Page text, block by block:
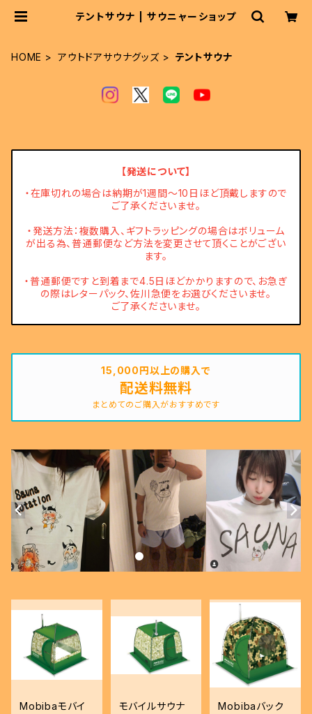
テントサウナ | サウニャーショップ
HOME アウトドアサウナグッズ テントサウナ
【発送について】
・在庫切れの場合は納期が1週間～10日ほど頂戴しますので
ご了承くださいませ。
・発送方法：複数購入、ギフトラッピングの場合はボリューム
が出る為、普通郵便など方法を変更させて頂くことがござい
ます。
・普通郵便ですと到着まで4.5日ほどかかりますので、お急ぎ
の際はレターパック、佐川急便をお選びくださいませ。
ご了承くださいませ。
15,000円以上の購入で
配送料無料
まとめてのご購入がおすすめです
Mobibaモバイ
モバイルサウナ
Mobibaバック